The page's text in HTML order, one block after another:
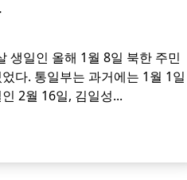
생일인 올해 1월 8일 북한 주민
다. 통일부는 과거에는 1월 1일
2월 16일, 김일성...